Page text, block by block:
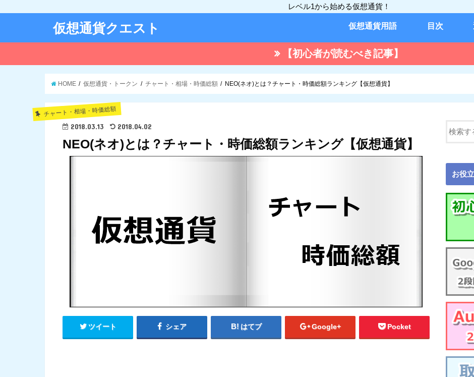
レベル1から始める仮想通貨！
仮想通貨クエスト 仮想通貨用語 目次
【初心者が読むべき記事】
HOME 仮想通貨・トークン チャート・相場・時価総額 NEO(ネオ)とは？チャート・時価総額ランキング【仮想通貨】
チャート・相場・時価総額
2018.03.13 2018.04.02
NEO(ネオ)とは？チャート・時価総額ランキング【仮想通貨】
ツイート シェア はてブ Google+ Pocket
お役